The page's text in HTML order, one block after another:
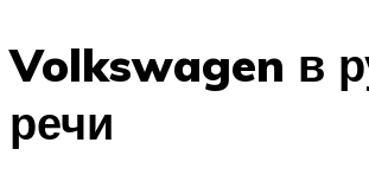
Volkswagen в
речи